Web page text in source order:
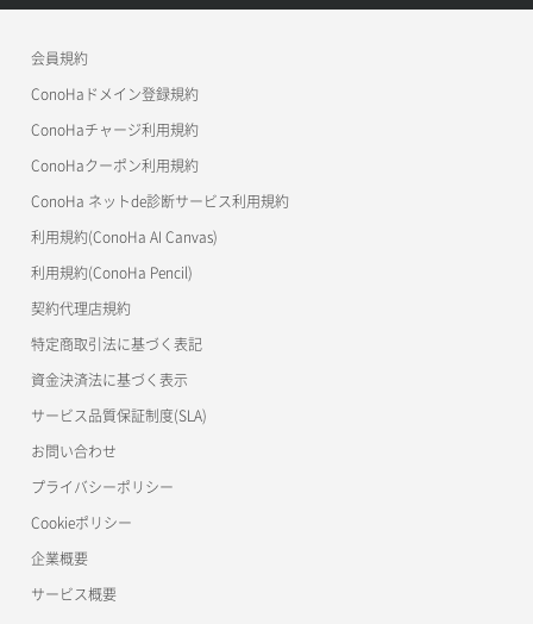
APIドキュメントVPS3.0
美雲このは徹底ガイド
会員規約
ConoHaドメイン登録規約
ConoHaチャージ利用規約
ConoHaクーポン利用規約
ConoHa ネットde診断サービス利用規約
利用規約(ConoHa AI Canvas)
利用規約(ConoHa Pencil)
契約代理店規約
特定商取引法に基づく表記
資金決済法に基づく表示
サービス品質保証制度(SLA)
お問い合わせ
プライバシーポリシー
Cookieポリシー
企業概要
サービス概要